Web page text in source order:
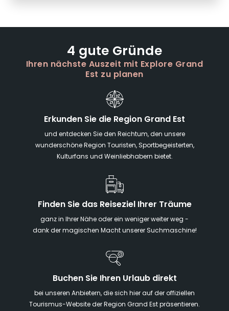
4 gute Gründe
Ihren nächste Auszeit mit Explore Grand
Est zu planen
Erkunden Sie die Region Grand Est
und entdecken Sie den Reichtum, den unsere
wunderschöne Region Touristen, Sportbegeisterten,
Kulturfans und Weinliebhabern bietet.
Finden Sie das Reiseziel Ihrer Träume
ganz in Ihrer Nähe oder ein weniger weiter weg -
dank der magischen Macht unserer Suchmaschine!
Buchen Sie Ihren Urlaub direkt
bei unseren Anbietern, die sich hier auf der offiziellen
Tourismus-Website der Region Grand Est präsentieren.